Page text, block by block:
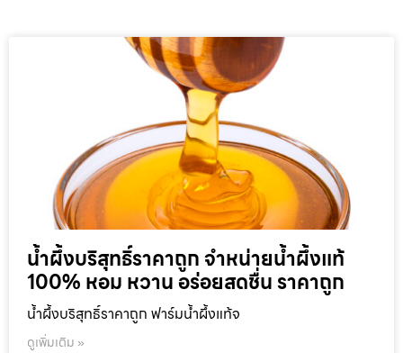
น้ำผึ้งบริสุทธิ์ราคาถูก จำหน่ายน้ำผึ้งแท้
100% หอม หวาน อร่อยสดชื่น ราคาถูก
น้ำผึ้งบริสุทธิ์ราคาถูก ฟาร์มน้ำผึ้งแท้จ
ดูเพิ่มเติม »